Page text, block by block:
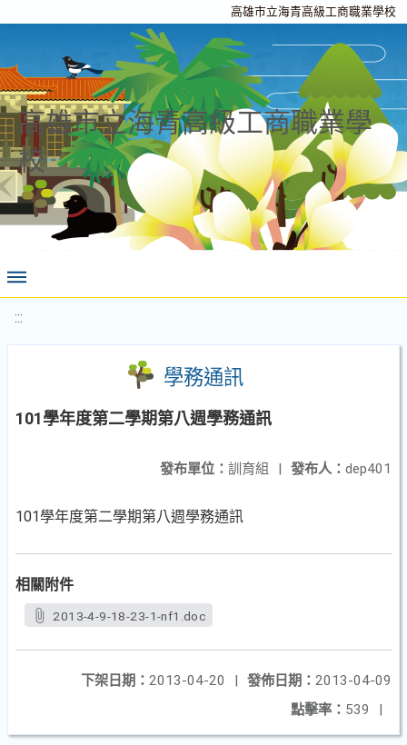
高雄市立海青高級工商職業學校
高雄市立海青高級工商職業學
校
:::
學務通訊
101學年度第二學期第八週學務通訊
發布人： dep401
發布單位： 訓育組 |
101學年度第二學期第八週學務通訊
相關附件
2013-4-9-18-23-1-nf1.doc
發佈日期： 2013-04-09
下架日期： 2013-04-20
|
點擊率： 539 |